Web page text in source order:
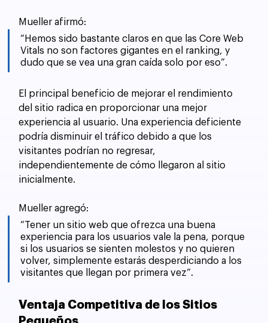
Mueller afirmó:
“Hemos sido bastante claros en que las Core Web
Vitals no son factores gigantes en el ranking, y
dudo que se vea una gran caída solo por eso”.
El principal beneficio de mejorar el rendimiento
del sitio radica en proporcionar una mejor
experiencia al usuario. Una experiencia deficiente
podría disminuir el tráfico debido a que los
visitantes podrían no regresar,
independientemente de cómo llegaron al sitio
inicialmente.
Mueller agregó:
“Tener un sitio web que ofrezca una buena
experiencia para los usuarios vale la pena, porque
si los usuarios se sienten molestos y no quieren
volver, simplemente estarás desperdiciando a los
visitantes que llegan por primera vez”.
Ventaja Competitiva de los Sitios